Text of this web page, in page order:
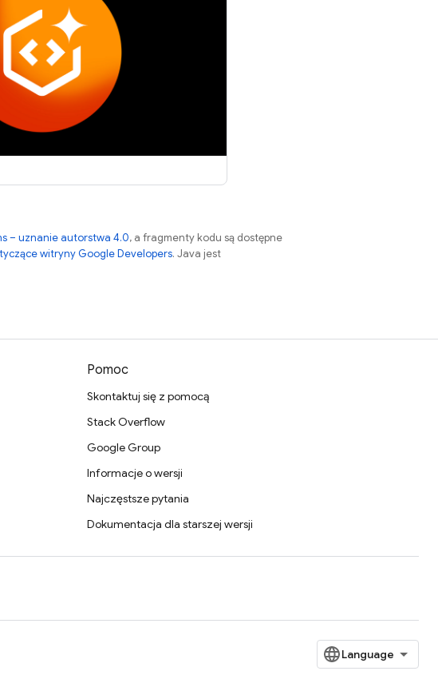
– uznanie autorstwa 4.0, a fragmenty kodu są dostępne
witryny Google Developers. Java jest
Pomoc
Skontaktuj się z pomocą
Stack Overflow
Google Group
Informacje o wersji
Najczęstsze pytania
Dokumentacja dla starszej wersji